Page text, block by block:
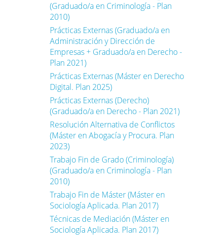
(Graduado/a en Criminología - Plan
2010)
Prácticas Externas (Graduado/a en
Administración y Dirección de
Empresas + Graduado/a en Derecho -
Plan 2021)
Prácticas Externas (Máster en Derecho
Digital. Plan 2025)
Prácticas Externas (Derecho)
(Graduado/a en Derecho - Plan 2021)
Resolución Alternativa de Conflictos
(Máster en Abogacía y Procura. Plan
2023)
Trabajo Fin de Grado (Criminología)
(Graduado/a en Criminología - Plan
2010)
Trabajo Fin de Máster (Máster en
Sociología Aplicada. Plan 2017)
Técnicas de Mediación (Máster en
Sociología Aplicada. Plan 2017)